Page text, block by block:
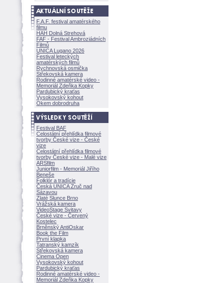
F.A.F. festival amatérského
filmu
HAH Dolná Strehov
FAF - Festival Ambroziádních
Filmů
UNICA Lugano 2026
Festival leteckých
amatérských filmů
Rychnovská osmička
Střekovská kamera
Rodinné amatérské video -
Memoriál Zdeňka Kopky
Pardubický kraťas
Vysokovský kohout
Okem dobrodruha
Festival BAF
Celostátní přehlídka filmové
tvorby České vize - České
vize
Celostátní přehlídka filmové
tvorby České vize - Malé vize
ARSfilm
Juniorfilm - Memoriál Jiřího
Beneše
Folklór a tradície
Česká UNICA Zruč nad
Sázavou
Zlaté Slunce Brno
Vrážská kamera
VideoStage Svitavy
České vize - Červený
Kostelec
Brněnský AntiOskar
Book the Film
První klapka
Tatranský kamzík
Střekovská kamera
Cinema Open
Vysokovský kohout
Pardubický kraťas
Rodinné amatérské video -
Memoriál Zdeňka Kopky